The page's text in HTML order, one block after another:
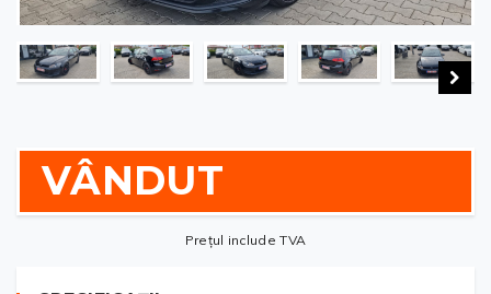
VÂNDUT
Prețul include TVA